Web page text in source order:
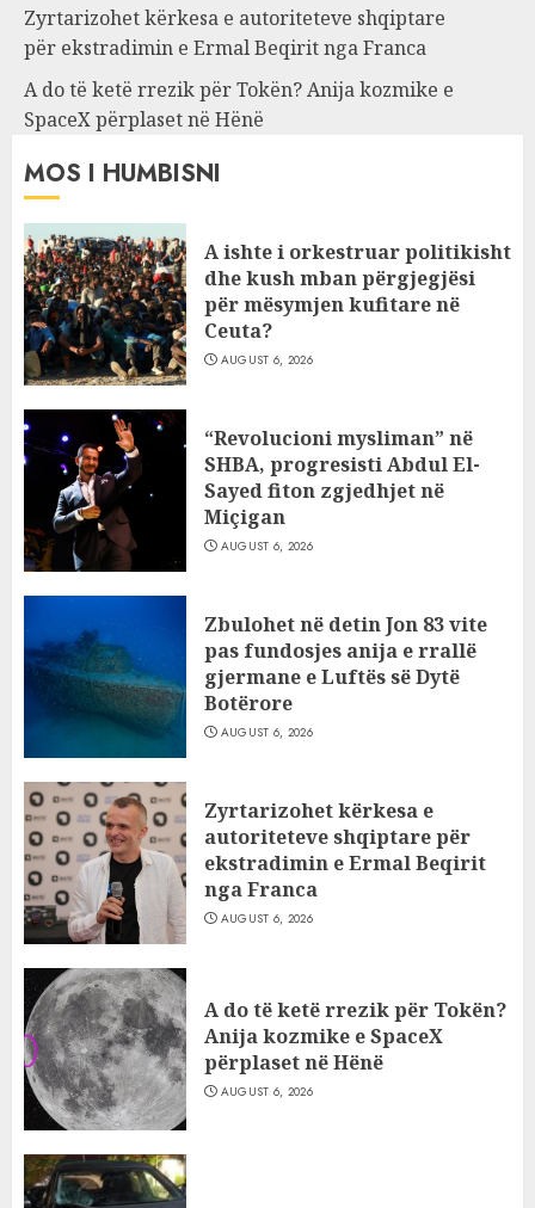
Zyrtarizohet kërkesa e autoriteteve shqiptare
për ekstradimin e Ermal Beqirit nga Franca
A do të ketë rrezik për Tokën? Anija kozmike e
SpaceX përplaset në Hënë
MOS I HUMBISNI
A ishte i orkestruar politikisht
dhe kush mban përgjegjësi
për mësymjen kufitare në
Ceuta?
AUGUST 6, 2026
“Revolucioni mysliman” në
SHBA, progresisti Abdul El-
Sayed fiton zgjedhjet në
Miçigan
AUGUST 6, 2026
Zbulohet në detin Jon 83 vite
pas fundosjes anija e rrallë
gjermane e Luftës së Dytë
Botërore
AUGUST 6, 2026
Zyrtarizohet kërkesa e
autoriteteve shqiptare për
ekstradimin e Ermal Beqirit
nga Franca
AUGUST 6, 2026
A do të ketë rrezik për Tokën?
Anija kozmike e SpaceX
përplaset në Hënë
AUGUST 6, 2026